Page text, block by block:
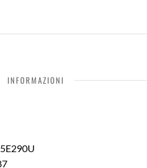
INFORMAZIONI